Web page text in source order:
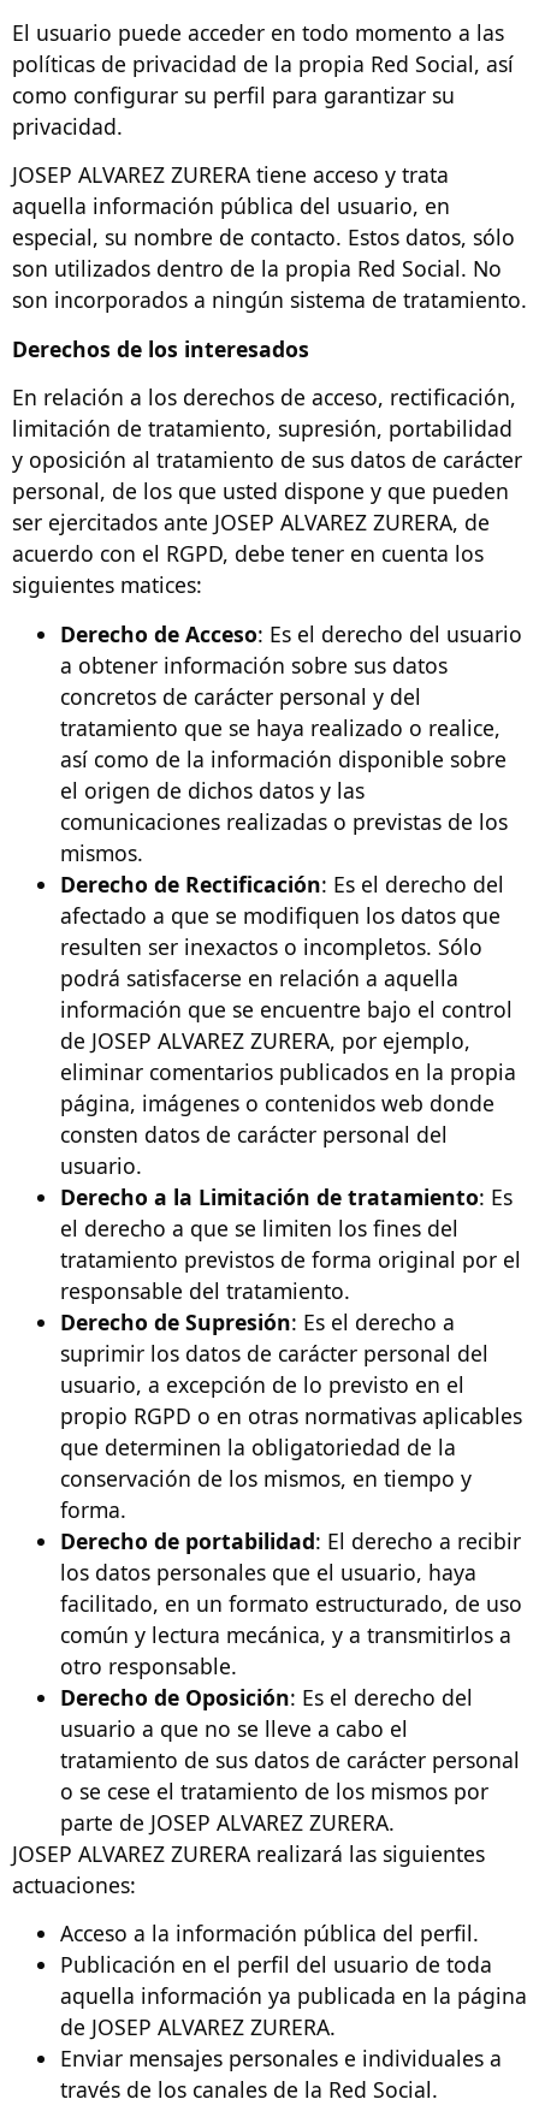
El usuario puede acceder en todo momento a las
políticas de privacidad de la propia Red Social, así
como configurar su perfil para garantizar su
privacidad.
JOSEP ALVAREZ ZURERA tiene acceso y trata
aquella información pública del usuario, en
especial, su nombre de contacto. Estos datos, sólo
son utilizados dentro de la propia Red Social. No
son incorporados a ningún sistema de tratamiento.
Derechos de los interesados
En relación a los derechos de acceso, rectificación,
limitación de tratamiento, supresión, portabilidad
y oposición al tratamiento de sus datos de carácter
personal, de los que usted dispone y que pueden
ser ejercitados ante JOSEP ALVAREZ ZURERA, de
acuerdo con el RGPD, debe tener en cuenta los
siguientes matices:
Derecho de Acceso: Es el derecho del usuario
a obtener información sobre sus datos
concretos de carácter personal y del
tratamiento que se haya realizado o realice,
así como de la información disponible sobre
el origen de dichos datos y las
comunicaciones realizadas o previstas de los
mismos.
Derecho de Rectificación: Es el derecho del
afectado a que se modifiquen los datos que
resulten ser inexactos o incompletos. Sólo
podrá satisfacerse en relación a aquella
información que se encuentre bajo el control
de JOSEP ALVAREZ ZURERA, por ejemplo,
eliminar comentarios publicados en la propia
página, imágenes o contenidos web donde
consten datos de carácter personal del
usuario.
Derecho a la Limitación de tratamiento: Es
el derecho a que se limiten los fines del
tratamiento previstos de forma original por el
responsable del tratamiento.
Derecho de Supresión: Es el derecho a
suprimir los datos de carácter personal del
usuario, a excepción de lo previsto en el
propio RGPD o en otras normativas aplicables
que determinen la obligatoriedad de la
conservación de los mismos, en tiempo y
forma.
Derecho de portabilidad: El derecho a recibir
los datos personales que el usuario, haya
facilitado, en un formato estructurado, de uso
común y lectura mecánica, y a transmitirlos a
otro responsable.
Derecho de Oposición: Es el derecho del
usuario a que no se lleve a cabo el
tratamiento de sus datos de carácter personal
o se cese el tratamiento de los mismos por
parte de JOSEP ALVAREZ ZURERA.
JOSEP ALVAREZ ZURERA realizará las siguientes
actuaciones:
Acceso a la información pública del perfil.
Publicación en el perfil del usuario de toda
aquella información ya publicada en la página
de JOSEP ALVAREZ ZURERA.
Enviar mensajes personales e individuales a
través de los canales de la Red Social.